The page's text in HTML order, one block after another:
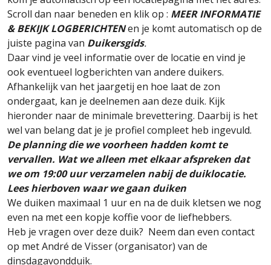
Scroll dan naar beneden en klik op : MEER INFORMATIE
& BEKIJK LOGBERICHTENen je komt automatisch op de
juiste pagina van Duikersgids.
Daar vind je veel informatie over de locatie en vind je
ook eventueel logberichten van andere duikers.
Afhankelijk van het jaargetij en hoe laat de zon
ondergaat, kan je deelnemen aan deze duik. Kijk
hieronder naar de minimale brevettering. Daarbij is het
wel van belang dat je je profiel compleet heb ingevuld.
De planning die we voorheen hadden komt te
vervallen. Wat we alleen met elkaar afspreken dat
we om 19:00 uur verzamelen nabij de duiklocatie.
Lees hierboven waar we gaan duiken
We duiken maximaal 1 uur en na de duik kletsen we nog
even na met een kopje koffie voor de liefhebbers.
Heb je vragen over deze duik? Neem dan even contact
op met André de Visser (organisator) van de
dinsdagavondduik.